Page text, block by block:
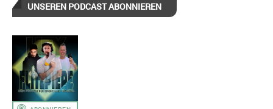
UNSEREN PODCAST ABONNIEREN